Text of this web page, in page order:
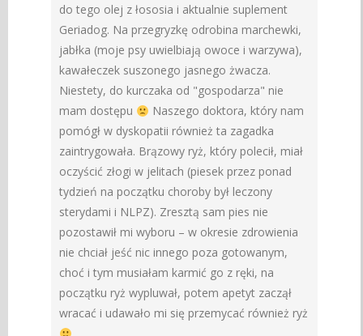
do tego olej z łososia i aktualnie suplement
Geriadog. Na przegryzkę odrobina marchewki,
jabłka (moje psy uwielbiają owoce i warzywa),
kawałeczek suszonego jasnego żwacza.
Niestety, do kurczaka od "gospodarza" nie
mam dostępu
Naszego doktora, który nam
pomógł w dyskopatii również ta zagadka
zaintrygowała. Brązowy ryż, który polecił, miał
oczyścić złogi w jelitach (piesek przez ponad
tydzień na początku choroby był leczony
sterydami i NLPZ). Zresztą sam pies nie
pozostawił mi wyboru – w okresie zdrowienia
nie chciał jeść nic innego poza gotowanym,
choć i tym musiałam karmić go z ręki, na
początku ryż wypluwał, potem apetyt zaczął
wracać i udawało mi się przemycać również ryż